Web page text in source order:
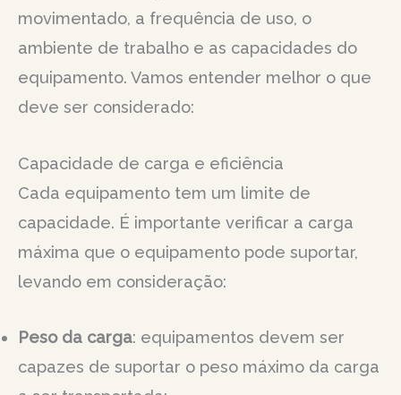
movimentado, a frequência de uso, o
ambiente de trabalho e as capacidades do
equipamento. Vamos entender melhor o que
deve ser considerado:
Capacidade de carga e eficiência
Cada equipamento tem um limite de
capacidade. É importante verificar a carga
máxima que o equipamento pode suportar,
levando em consideração:
Peso da carga: equipamentos devem ser
capazes de suportar o peso máximo da carga